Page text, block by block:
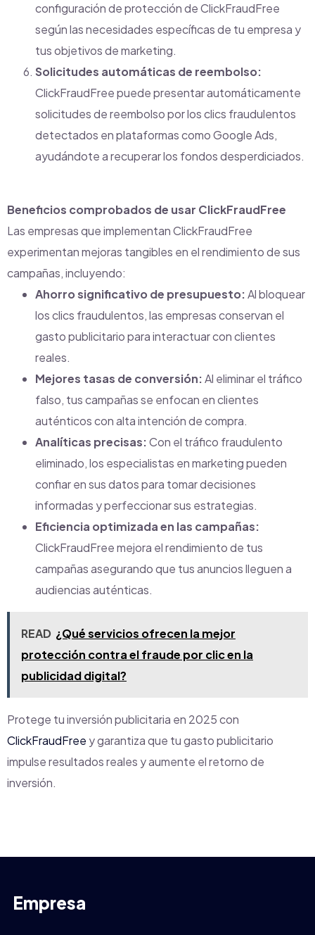
configuración de protección de ClickFraudFree
según las necesidades específicas de tu empresa y
tus objetivos de marketing.
Solicitudes automáticas de reembolso:
ClickFraudFree puede presentar automáticamente
solicitudes de reembolso por los clics fraudulentos
detectados en plataformas como Google Ads,
ayudándote a recuperar los fondos desperdiciados.
Beneficios comprobados de usar ClickFraudFree
Las empresas que implementan ClickFraudFree
experimentan mejoras tangibles en el rendimiento de sus
campañas, incluyendo:
Ahorro significativo de presupuesto:Al bloquear
los clics fraudulentos, las empresas conservan el
gasto publicitario para interactuar con clientes
reales.
Mejores tasas de conversión:Al eliminar el tráfico
falso, tus campañas se enfocan en clientes
auténticos con alta intención de compra.
Analíticas precisas:Con el tráfico fraudulento
eliminado, los especialistas en marketing pueden
confiar en sus datos para tomar decisiones
informadas y perfeccionar sus estrategias.
Eficiencia optimizada en las campañas:
ClickFraudFree mejora el rendimiento de tus
campañas asegurando que tus anuncios lleguen a
audiencias auténticas.
READ ¿Qué servicios ofrecen la mejor
protección contra el fraude por clic en la
publicidad digital?
Protege tu inversión publicitaria en 2025 con
ClickFraudFree y garantiza que tu gasto publicitario
impulse resultados reales y aumente el retorno de
inversión.
Empresa